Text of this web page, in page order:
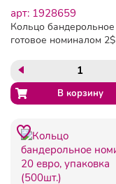
арт: 1928659
Кольцо бандерольное
готовое номиналом 2$